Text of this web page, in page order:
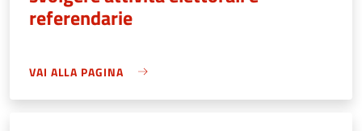
referendarie
VAI ALLA PAGINA